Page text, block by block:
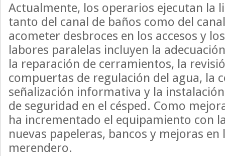
Actualmente, los operarios ejecutan la
tanto del canal de baños como del
acometer desbroces en los accesos y
labores paralelas incluyen la
la reparación de cerramientos, la
compuertas de regulación del agua, la
señalización informativa y la
de seguridad en el césped. Como
ha incrementado el equipamiento con
nuevas papeleras, bancos y mejoras en
merendero.